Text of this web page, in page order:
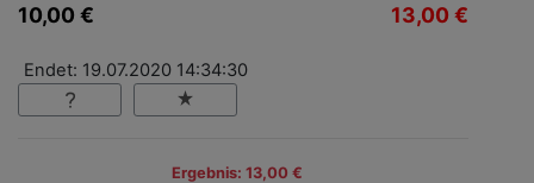
10,00 € 13,00 €
Endet: 19.07.2020 14:34:30
Ergebnis: 13,00 €